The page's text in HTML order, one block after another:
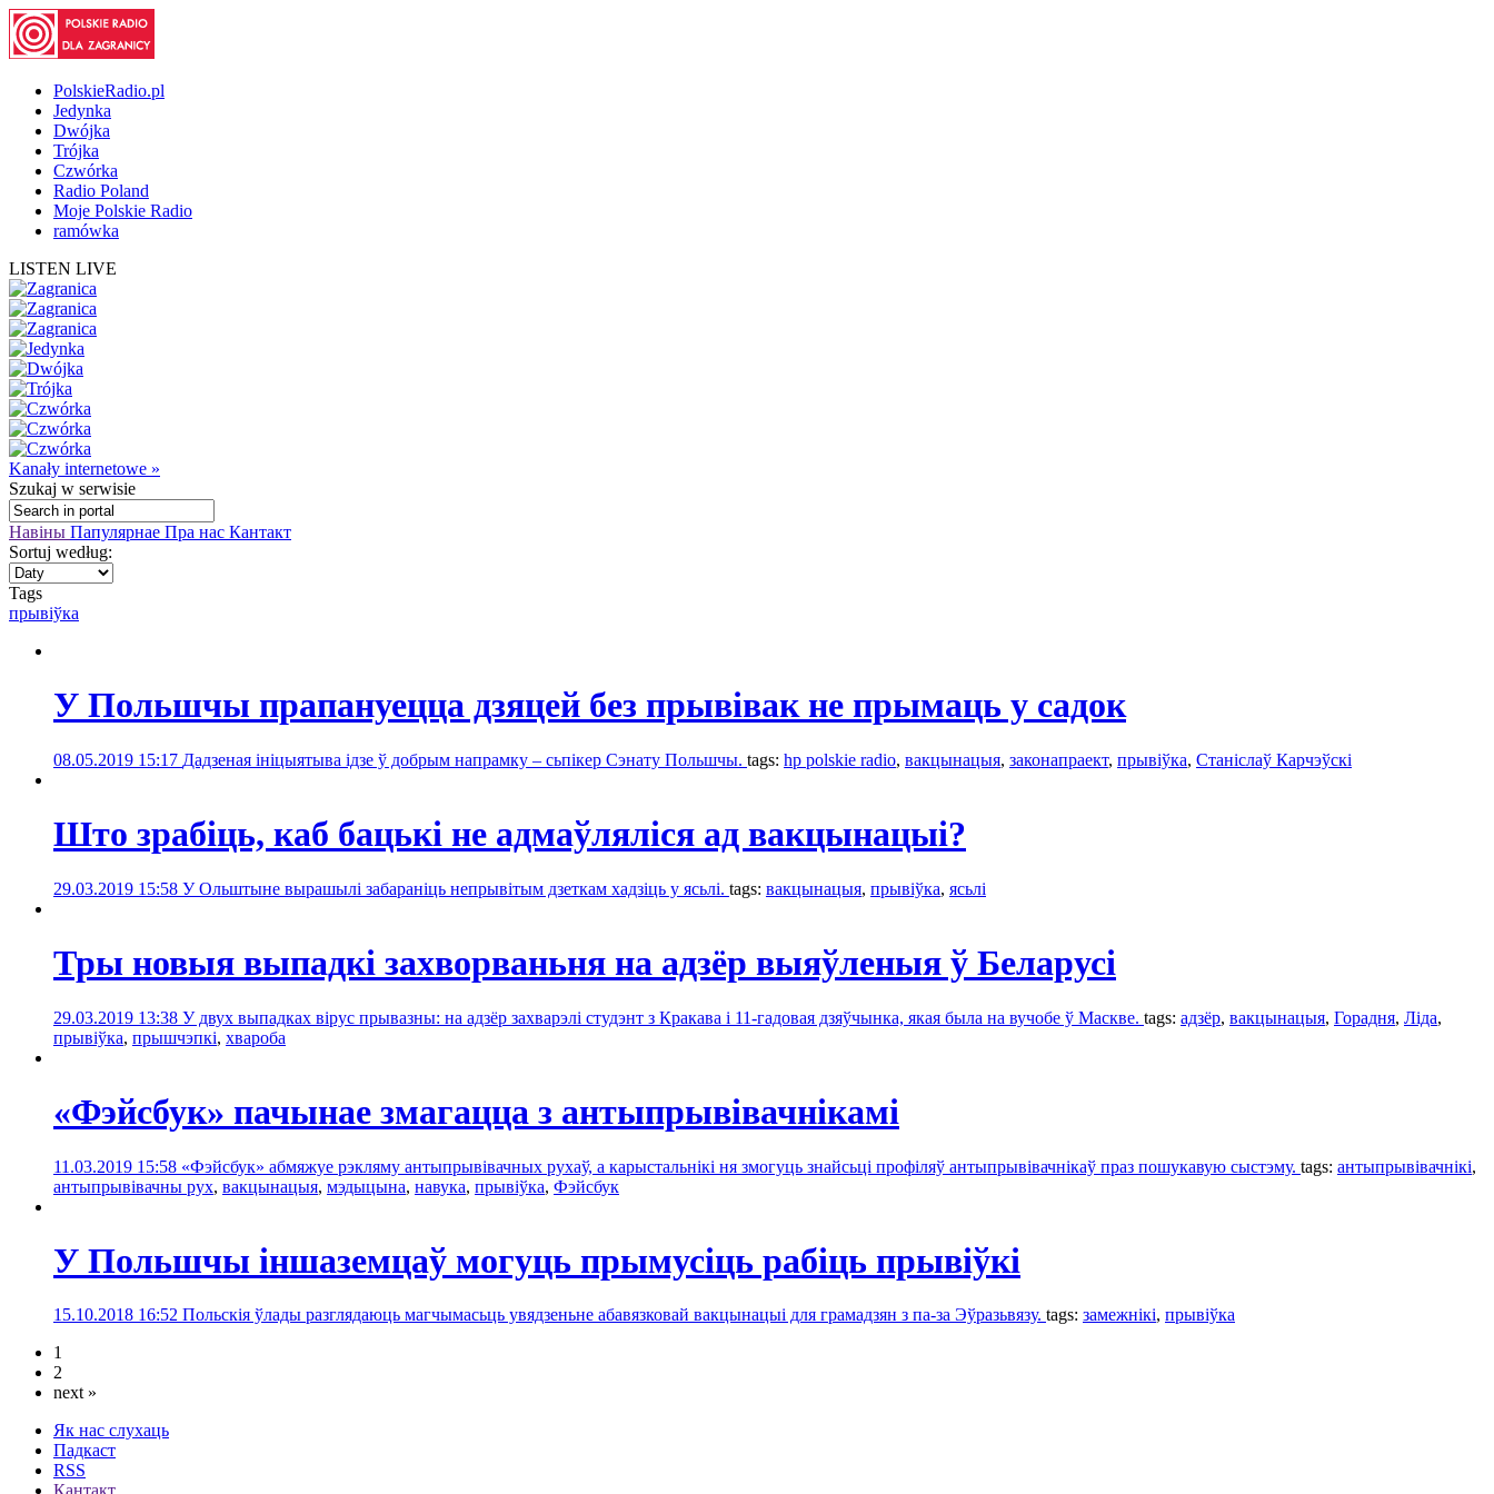
PolskieRadio.pl
Jedynka
Dwójka
Trójka
Czwórka
Radio Poland
Moje Polskie Radio
ramówka
LISTEN LIVE
Kanały internetowe »
Szukaj w serwisie
Навіны Папулярнае Пра нас Кантакт
Sortuj według:
Tags
прывіўкa
У Польшчы прапануецца дзяцей без прывівак не прымаць у садок
08.05.2019 15:17 Дадзеная ініцыятыва ідзе ў добрым напрамку – сьпікер Сэнату Польшчы. tags: hp polskie radio, вакцынацыя, законапраект, прывіўкa, Станіслаў Карчэўскі
Што зрабіць, каб бацькі не адмаўляліся ад вакцынацыі?
29.03.2019 15:58 У Ольштыне вырашылі забараніць непрывітым дзеткам хадзіць у ясьлі. tags: вакцынацыя, прывіўкa, ясьлі
Тры новыя выпадкі захворваньня на адзёр выяўленыя ў Беларусі
29.03.2019 13:38 У двух выпадках вірус прывазны: на адзёр захварэлі студэнт з Кракава і 11-гадовая дзяўчынка, якая была на вучобе ў Маскве. tags: адзёр, вакцынацыя, Горадня, Ліда,
прывіўкa, прышчэпкі, хвароба
«Фэйсбук» пачынае змагацца з антыпрывівачнікамі
11.03.2019 15:58 «Фэйсбук» абмяжуе рэкляму антыпрывівачных рухаў, а карыстальнікі ня змогуць знайсьці профіляў антыпрывівачнікаў праз пошукавую сыстэму. tags: антыпрывівачнікі,
антыпрывівачны рух, вакцынацыя, мэдыцына, навука, прывіўкa, Фэйсбук
У Польшчы іншаземцаў могуць прымусіць рабіць прывіўкі
15.10.2018 16:52 Польскія ўлады разглядаюць магчымасьць увядзеньне абавязковай вакцынацыі для грамадзян з па-за Эўразьвязу. tags: замежнікі, прывіўкa
1
2
next »
Як нас слухаць
Падкаст
RSS